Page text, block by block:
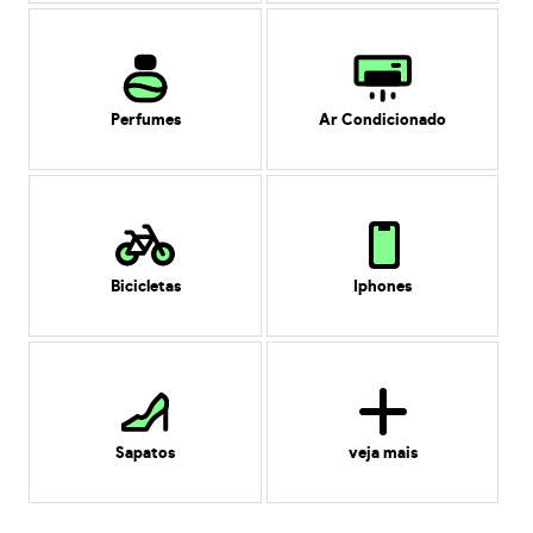
Perfumes Ar Condicionado
Bicicletas Iphones
Sapatos veja mais